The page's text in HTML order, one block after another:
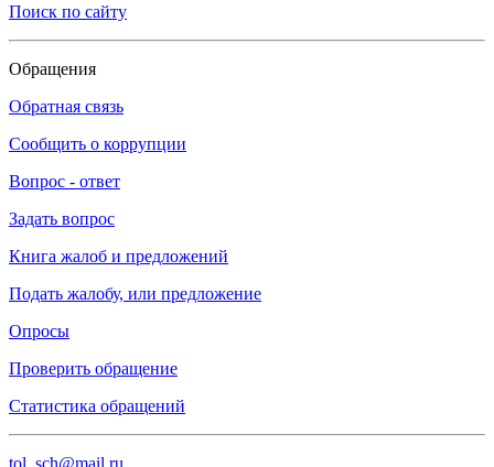
Поиск по сайту
Обращения
Обратная связь
Сообщить о коррупции
Вопрос - ответ
Задать вопрос
Книга жалоб и предложений
Подать жалобу, или предложение
Опросы
Проверить обращение
Статистика обращений
tol_sch@mail.ru